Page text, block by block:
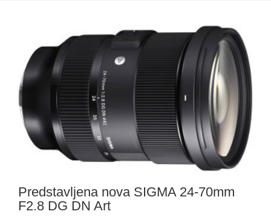
Predstavljena nova SIGMA 24-70mm
F2.8 DG DN Art